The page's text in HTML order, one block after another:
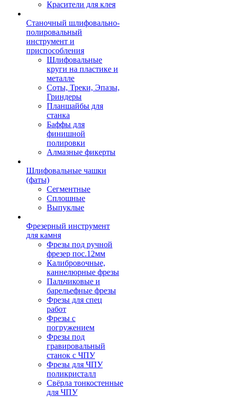
Красители для клея
Станочный шлифовально-
полировальный
инструмент и
приспособления
Шлифовальные
круги на пластике и
металле
Соты, Треки, Эпазы,
Гриндеры
Планшайбы для
станка
Баффы для
финишной
полировки
Алмазные фикерты
Шлифовальные чашки
(фаты)
Сегментные
Сплошные
Выпуклые
Фрезерный инструмент
для камня
Фрезы под ручной
фрезер пос.12мм
Калибровочные,
каннелюрные фрезы
Пальчиковые и
барельефные фрезы
Фрезы для спец
работ
Фрезы с
погружением
Фрезы под
гравировальный
станок с ЧПУ
Фрезы для ЧПУ
поликристалл
Свёрла тонкостенные
для ЧПУ